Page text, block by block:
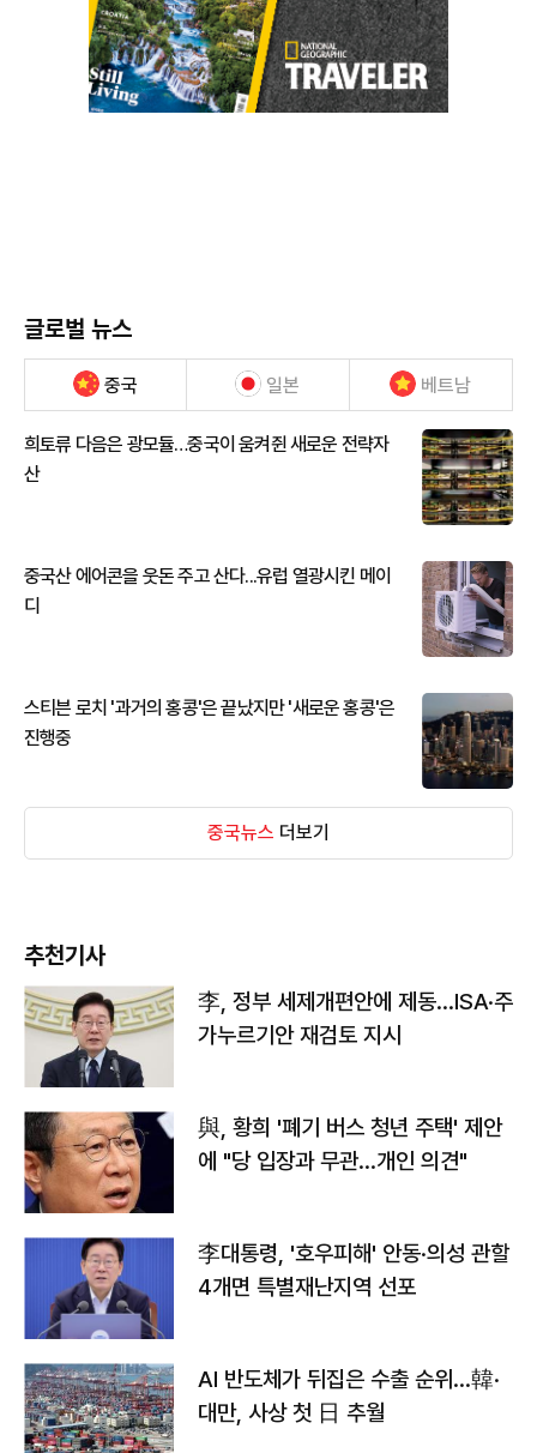
글로벌 뉴스
중국 일본 베트남
희토류 다음은 광모듈…중국이 움켜쥔 새로운 전략자
산
중국산 에어콘을 웃돈 주고 산다...유럽 열광시킨 메이
디
스티븐 로치 '과거의 홍콩'은 끝났지만 '새로운 홍콩'은
진행중
중국뉴스 더보기
추천기사
李, 정부 세제개편안에 제동…ISA·주
가누르기안 재검토 지시
與, 황희 '폐기 버스 청년 주택' 제안
에 "당 입장과 무관…개인 의견"
李대통령, '호우피해' 안동·의성 관할
4개면 특별재난지역 선포
AI 반도체가 뒤집은 수출 순위…韓·
대만, 사상 첫 日 추월